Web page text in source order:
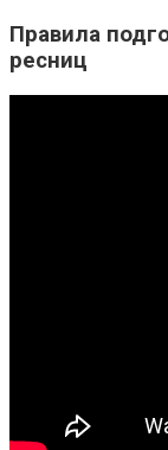
Правила
ресниц